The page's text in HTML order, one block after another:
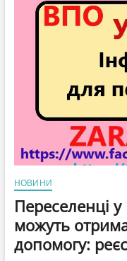
сім’я
біженців
Харківа
Швеції
(Відео)
НОВИНИ
Переселенці у
можуть
допомогу: